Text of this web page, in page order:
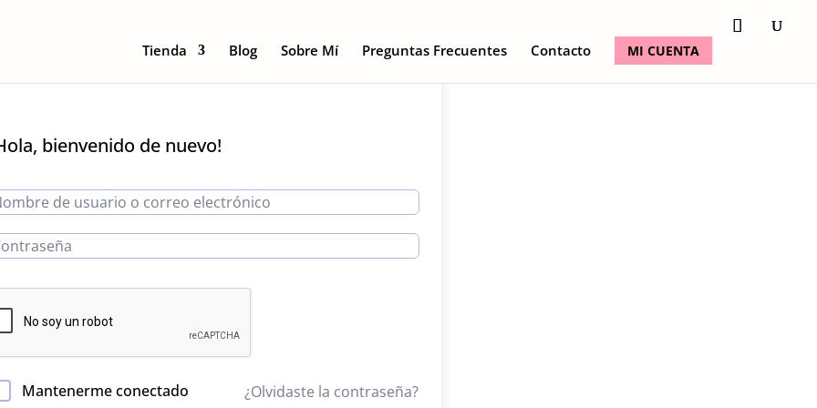
Tienda Blog Sobre Mí Preguntas Frecuentes Contacto MI CUENTA
bienvenido de nuevo!
Mantenerme conectado ¿Olvidaste la contraseña?